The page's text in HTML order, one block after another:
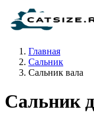
Главная
Сальник
Сальник вала
Сальник